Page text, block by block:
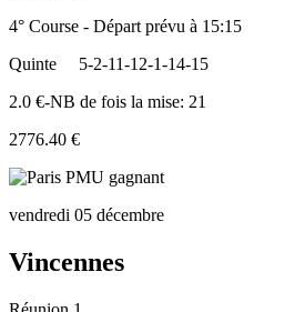
4° Course - Départ prévu à 15:15
Quinte
5-2-11-12-1-14-15
2.0 €-NB de fois la mise: 21
2776.40 €
vendredi 05 décembre
Vincennes